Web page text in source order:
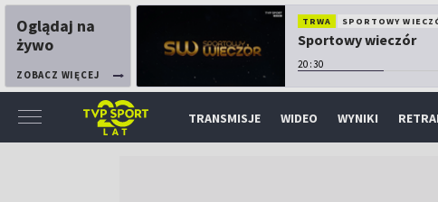
Oglądaj na
żywo
ZOBACZ WIĘCEJ
TRWA SPORTOWY
Sportowy wieczór
20:30
TRANSMISJE WIDEO WYNIKI